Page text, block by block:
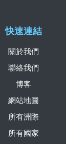
快速連結
關於我們
聯絡我們
博客
網站地圖
所有洲際
所有國家